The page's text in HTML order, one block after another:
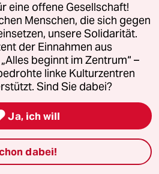
docs/Das-Euro-
zerrupft das Gesülz von Cohn-
Uhr
redlope
zu sehen widerspricht aber
eine offene Gesellschaft!
Menschen, die sich gegen
unsere Solidarität.
der Einnahmen aus
beginnt im Zentrum“ –
linke Kulturzentren
Sind Sie dabei?
Ja, ich will
dabei!